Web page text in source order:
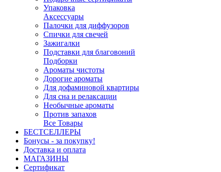
Упаковка
Аксессуары
Палочки для диффузоров
Спички для свечей
Зажигалки
Подставки для благовоний
Подборки
Ароматы чистоты
Дорогие ароматы
Для дофаминовой квартиры
Для сна и релаксации
Необычные ароматы
Против запахов
Все Товары
БЕСТСЕЛЛЕРЫ
Бонусы - за покупку!
Доставка и оплата
МАГАЗИНЫ
Cертификат